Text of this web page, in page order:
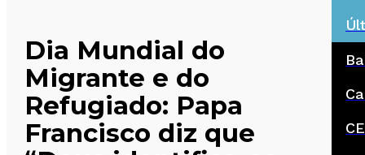
Dia Mundial do
Migrante e do
Refugiado: Papa
Francisco diz que